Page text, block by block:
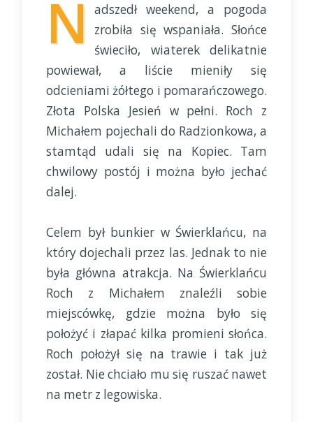
N
adszedł weekend, a pogoda
zrobiła się wspaniała. Słońce
świeciło, wiaterek delikatnie
powiewał, a liście mieniły się
odcieniami żółtego i pomarańczowego.
Złota Polska Jesień w pełni. Roch z
Michałem pojechali do Radzionkowa, a
stamtąd udali się na Kopiec. Tam
chwilowy postój i można było jechać
dalej.
Celem był bunkier w Świerklańcu, na
który dojechali przez las. Jednak to nie
była główna atrakcja. Na Świerklańcu
Roch z Michałem znaleźli sobie
miejscówkę, gdzie można było się
położyć i złapać kilka promieni słońca.
Roch położył się na trawie i tak już
został. Nie chciało mu się ruszać nawet
na metr z legowiska.